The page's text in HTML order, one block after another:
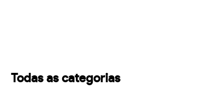
Todas as categorias